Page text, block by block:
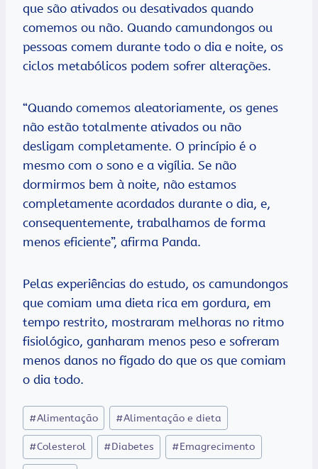
que são ativados ou desativados quando
comemos ou não. Quando camundongos ou
pessoas comem durante todo o dia e noite, os
ciclos metabólicos podem sofrer alterações.
“Quando comemos aleatoriamente, os genes
não estão totalmente ativados ou não
desligam completamente. O princípio é o
mesmo com o sono e a vigília. Se não
dormirmos bem à noite, não estamos
completamente acordados durante o dia, e,
consequentemente, trabalhamos de forma
menos eficiente”, afirma Panda.
Pelas experiências do estudo, os camundongos
que comiam uma dieta rica em gordura, em
tempo restrito, mostraram melhoras no ritmo
fisiológico, ganharam menos peso e sofreram
menos danos no fígado do que os que comiam
o dia todo.
Tags
do
Post:
#Alimentação #Alimentação e dieta
#Colesterol #Diabetes #Emagrecimento